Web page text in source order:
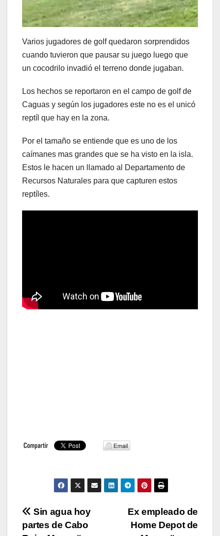
Varios jugadores de golf quedaron sorprendidos
cuando tuvieron que pausar su juego luego que
un cocodrilo invadió el terreno donde jugaban.
Los hechos se reportaron en el campo de golf de
Caguas y según los jugadores este no es el unicó
reptíl que hay en la zona.
Por el tamaño se entiende que es uno de los
caímanes mas grandes que se ha visto en la isla.
Estos le hacen un llamado al Departamento de
Recursos Naturales para que capturen estos
reptíles.
Navegación
Ex empleado de
Home Depot de
Sin agua hoy
partes de Cabo